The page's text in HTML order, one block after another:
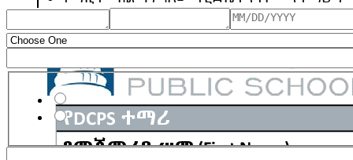
Parent Portal Access